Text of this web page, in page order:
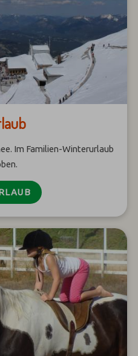
Im Familien-Winterurlaub